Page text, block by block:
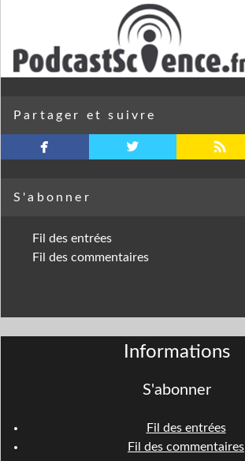
Partager et suivre
facebook twitterbird rss
S'abonner
Fil des entrées
Fil des commentaires
Informations
S'abonner
Fil des entrées
Fil des commentaires